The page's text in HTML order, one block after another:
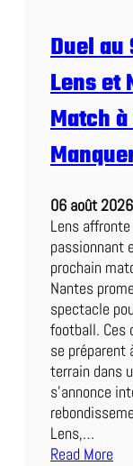
Duel au
Lens et
Match à
06 août 2026
Lens
passionnant
prochain
Nantes
spectacle
football. Ces
se préparent
terrain dans
s’annonce
Lens,…
Read More